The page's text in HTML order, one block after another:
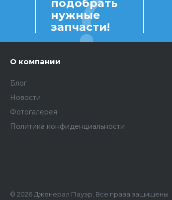
подобрать
нужные
запчасти!
О компании
Блог
Новости
Фотогалерея
Политика конфиденциальности
© 2026 Дженерал Пауэр, Все права защищены